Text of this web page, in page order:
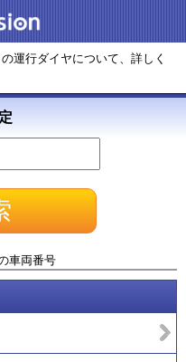
運行ダイヤについて、詳しく
車両番号